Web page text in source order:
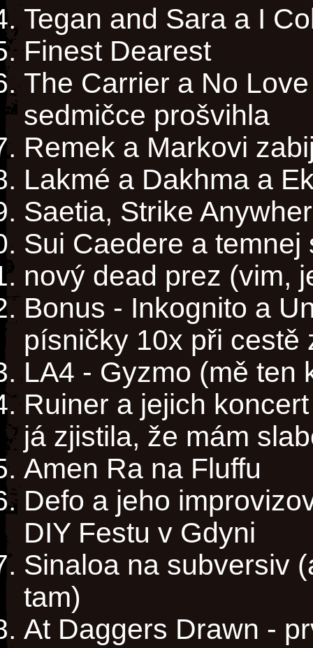
Tegan and Sara a I
Finest Dearest
The Carrier a No
sedmičce prošvihla
Remek a Markovi
Lakmé a Dakhma a
Saetia, Strike
Sui Caedere a
nový dead prez (vim,
Bonus - Inkognito a
písničky 10x při cestě
LA4 - Gyzmo (mě ten
Ruiner a jejich
já zjistila, že mám
Amen Ra na Fluffu
Defo a jeho
DIY Festu v Gdyni
Sinaloa na subversiv
tam)
At Daggers Drawn -